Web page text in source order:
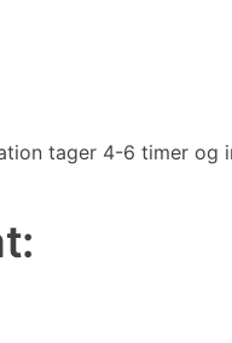
tager 4-6 timer